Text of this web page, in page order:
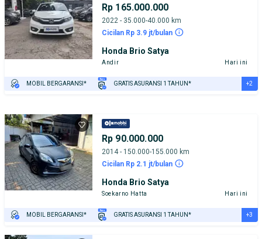
Rp 165.000.000
2022 - 35.000-40.000 km
Cicilan Rp 3.9 jt/bulan
Honda Brio Satya
Andir Hari ini
MOBIL BERGARANSI* GRATIS ASURANSI 1 TAHUN* +2
Rp 90.000.000
2014 - 150.000-155.000 km
Cicilan Rp 2.1 jt/bulan
Honda Brio Satya
Soekarno Hatta Hari ini
MOBIL BERGARANSI* GRATIS ASURANSI 1 TAHUN* +3